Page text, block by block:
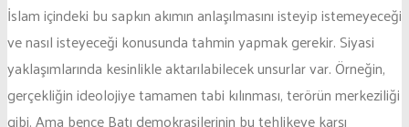
İslam içindeki bu sapkın akımın anlaşılmasını isteyip istemeyeceği
ve nasıl isteyeceği konusunda tahmin yapmak gerekir. Siyasi
yaklaşımlarında kesinlikle aktarılabilecek unsurlar var. Örneğin,
gerçekliğin ideolojiye tamamen tabi kılınması, terörün merkeziliği
gibi. Ama bence Batı demokrasilerinin bu tehlikeye karşı